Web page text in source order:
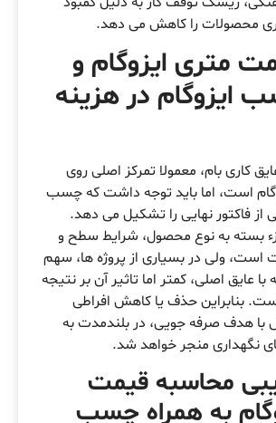
محصولات را کاهش می دهد.
متری ایزوگام و
در هزینه
کاری بام، معمولا تمرکز اصلی روی
است، اما باید توجه داشت که چسب
از فاکتور نهایی را تشکیل می دهد.
بسته به نوع محصول، شرایط سطح و
است، ولی در بسیاری از پروژه ها، سهم
عایق اصلی، کمتر اما تاثیر آن بر نتیجه
بنابراین حذف یا کاهش افراطی
هدف صرفه جویی، در بلندمدت به
نگهداری منجر خواهد شد.
محاسبه قیمت
به همراه چسب